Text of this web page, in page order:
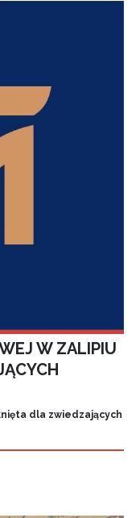
W ZALIPIU
dla zwiedzających